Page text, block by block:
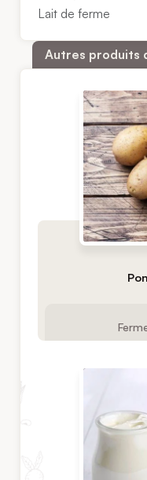
Lait de ferme
Autres produits